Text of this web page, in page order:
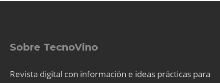
Sobre TecnoVino
Revista digital con información e ideas prácticas para